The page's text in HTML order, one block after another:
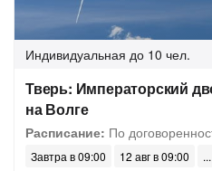
Индивидуальная до 10 чел.
Тверь: Императорский
на Волге
Расписание: По
Завтра в 09:00 12 авг в 09:00